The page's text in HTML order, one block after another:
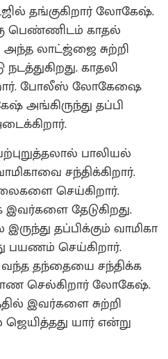
தங்குகிறார் லோகேஷ்.
பெண்ணிடம் காதல்
லாட்ஜ்ஜை சுற்றி
காதலி
போலீஸ் லோகேஷை
அங்கிருந்து தப்பி
பாலியல்
சந்திக்கிறார்.
செய்கிறார்.
தேடுகிறது.
தப்பிக்கும் வாமிகா
செய்கிறார்.
வந்த தந்தையை சந்திக்க
செல்கிறார் லோகேஷ்.
இவர்களை சுற்றி
யார் என்று